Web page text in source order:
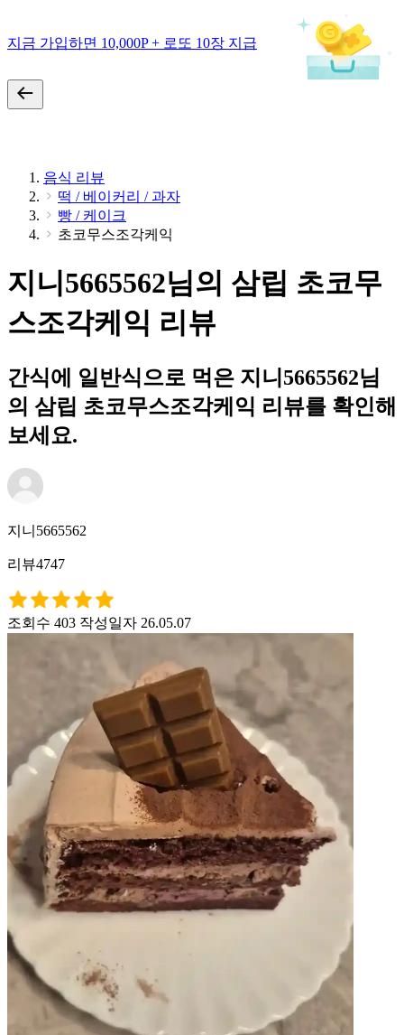
지금 가입하면 10,000P + 로또 10장 지급
음식 리뷰
떡 / 베이커리 / 과자
빵 / 케이크
초코무스조각케익
지니5665562님의 삼립 초코무
스조각케익 리뷰
간식에 일반식으로 먹은 지니5665562님
의 삼립 초코무스조각케익 리뷰를 확인해
보세요.
지니5665562
리뷰4747
조회수 403 작성일자 26.05.07